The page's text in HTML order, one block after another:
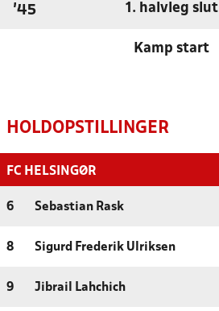
'45 1. halvleg slut
Kamp start
HOLDOPSTILLINGER
FC HELSINGØR
6 Sebastian Rask
8 Sigurd Frederik Ulriksen
9 Jibrail Lahchich